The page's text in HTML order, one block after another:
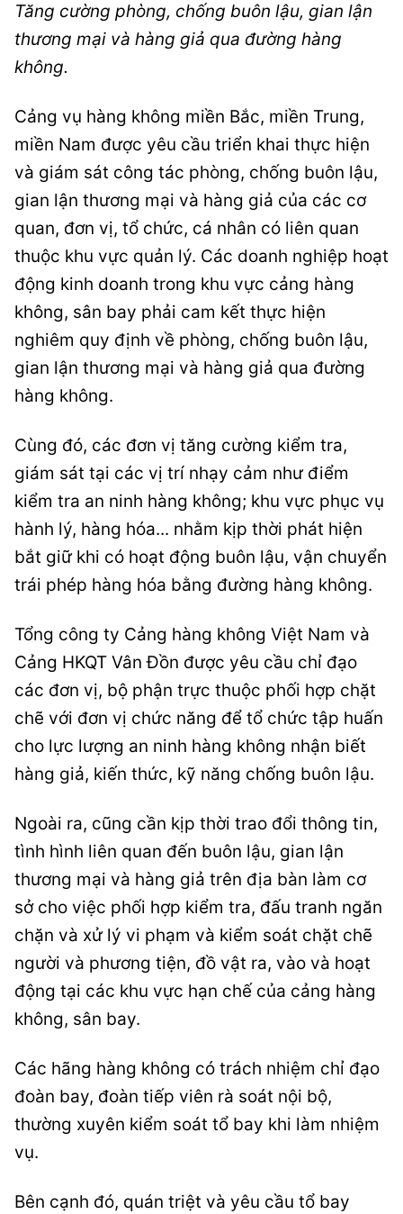
Tăng cường phòng, chống buôn lậu, gian lận
thương mại và hàng giả qua đường hàng
không.
Cảng vụ hàng không miền Bắc, miền Trung,
miền Nam được yêu cầu triển khai thực hiện
và giám sát công tác phòng, chống buôn lậu,
gian lận thương mại và hàng giả của các cơ
quan, đơn vị, tổ chức, cá nhân có liên quan
thuộc khu vực quản lý. Các doanh nghiệp hoạt
động kinh doanh trong khu vực cảng hàng
không, sân bay phải cam kết thực hiện
nghiêm quy định về phòng, chống buôn lậu,
gian lận thương mại và hàng giả qua đường
hàng không.
Cùng đó, các đơn vị tăng cường kiểm tra,
giám sát tại các vị trí nhạy cảm như điểm
kiểm tra an ninh hàng không; khu vực phục vụ
hành lý, hàng hóa... nhằm kịp thời phát hiện
bắt giữ khi có hoạt động buôn lậu, vận chuyển
trái phép hàng hóa bằng đường hàng không.
Tổng công ty Cảng hàng không Việt Nam và
Cảng HKQT Vân Đồn được yêu cầu chỉ đạo
các đơn vị, bộ phận trực thuộc phối hợp chặt
chẽ với đơn vị chức năng để tổ chức tập huấn
cho lực lượng an ninh hàng không nhận biết
hàng giả, kiến thức, kỹ năng chống buôn lậu.
Ngoài ra, cũng cần kịp thời trao đổi thông tin,
tình hình liên quan đến buôn lậu, gian lận
thương mại và hàng giả trên địa bàn làm cơ
sở cho việc phối hợp kiểm tra, đấu tranh ngăn
chặn và xử lý vi phạm và kiểm soát chặt chẽ
người và phương tiện, đồ vật ra, vào và hoạt
động tại các khu vực hạn chế của cảng hàng
không, sân bay.
Các hãng hàng không có trách nhiệm chỉ đạo
đoàn bay, đoàn tiếp viên rà soát nội bộ,
thường xuyên kiểm soát tổ bay khi làm nhiệm
vụ.
Bên cạnh đó, quán triệt và yêu cầu tổ bay